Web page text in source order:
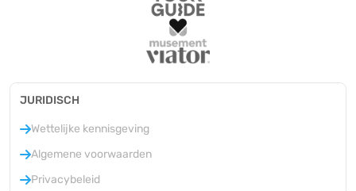
JURIDISCH
Wettelijke kennisgeving
Algemene voorwaarden
Privacybeleid